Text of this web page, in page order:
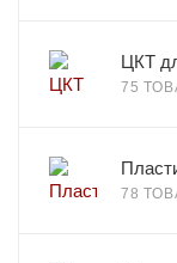
ЦКТ
75
78